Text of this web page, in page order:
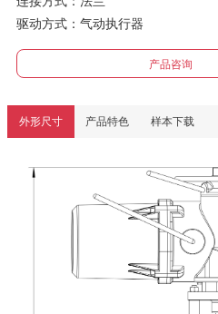
驱动方式：气动执行器
产品咨询
外形尺寸 产品特色 样本下载